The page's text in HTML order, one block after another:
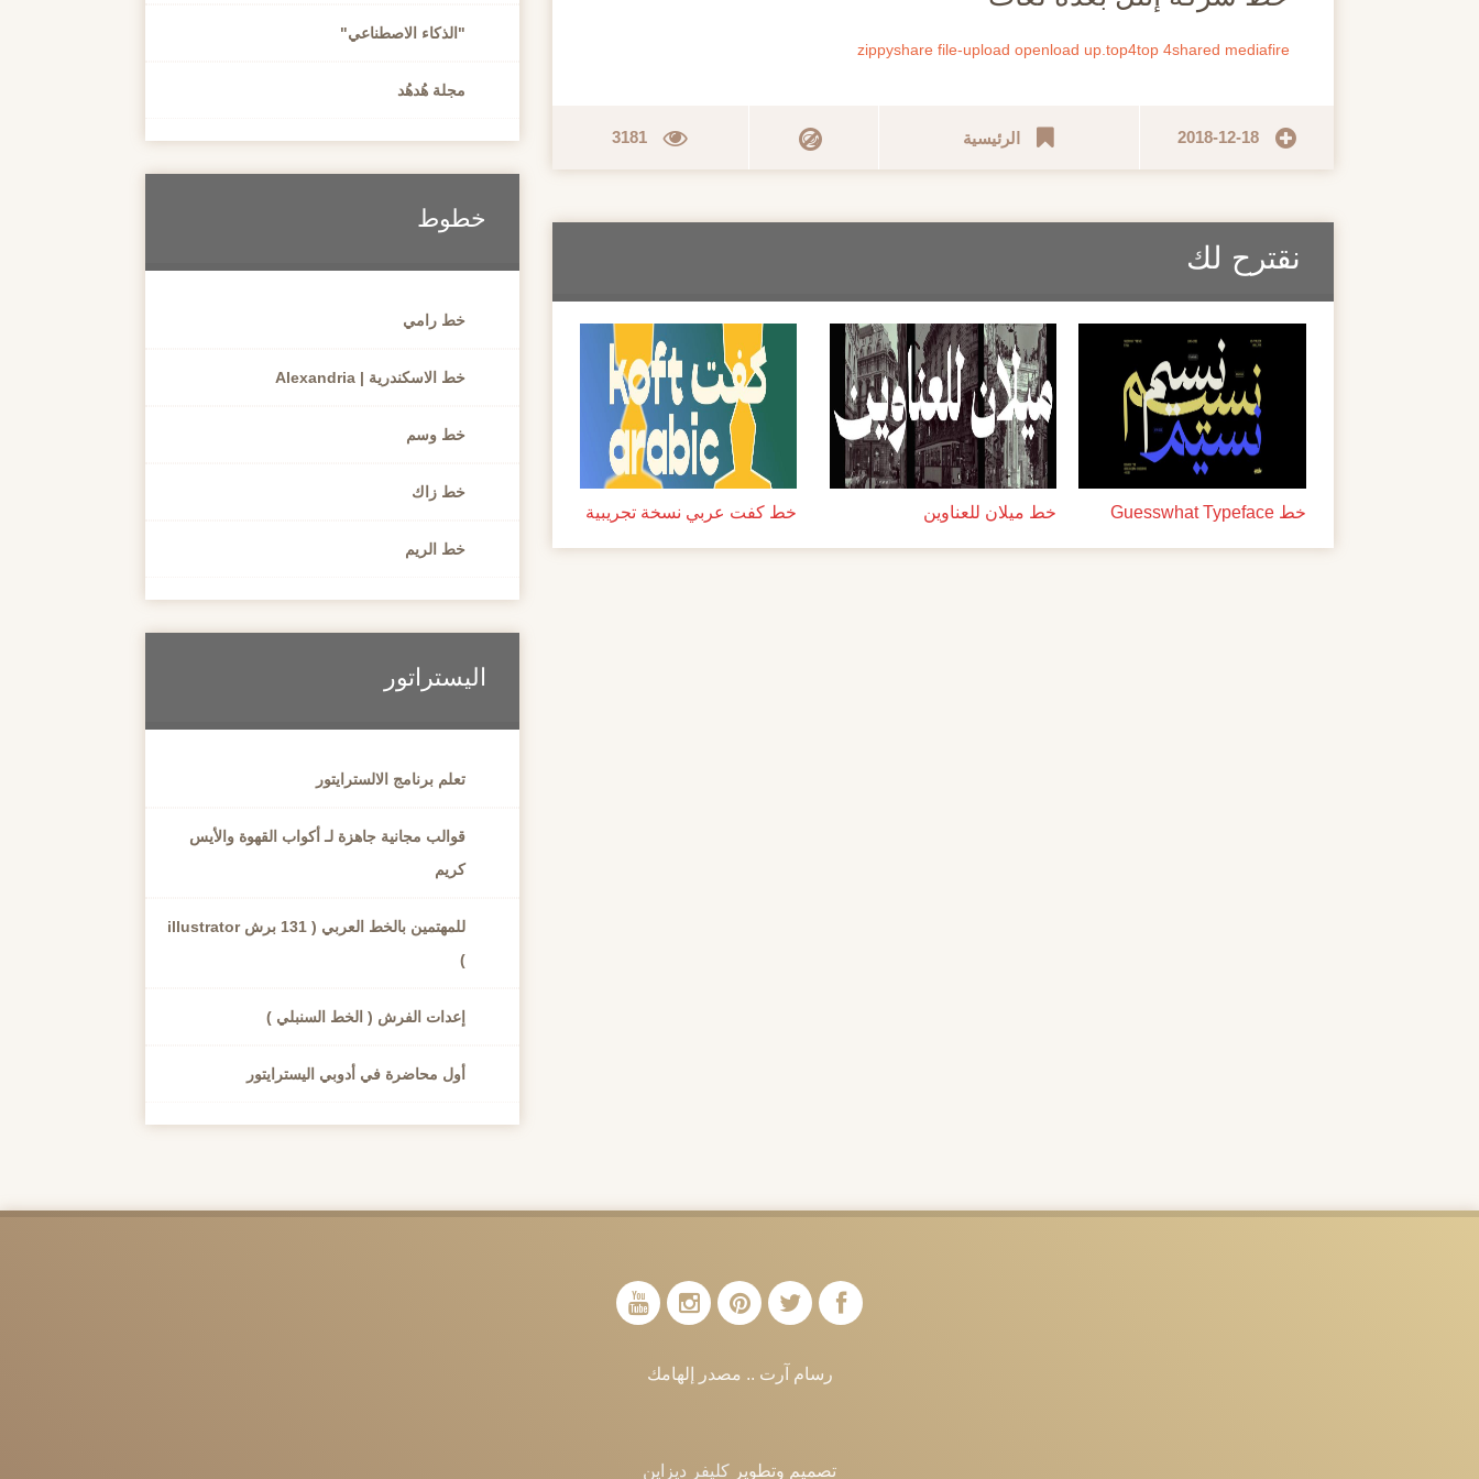
zippyshare file-upload openload up.top4top 4shared mediafire
2018-12-18 الرئيسية 3181
نقترح لك
خط Guesswhat Typeface خط ميلان للعناوين خط كفت عربي نسخة تجريبية
"الذكاء الاصطناعي"
مجلة هُدهُد
خطوط
خط رامي
خط الاسكندرية | Alexandria
خط وسم
خط زاك
خط الريم
اليستراتور
تعلم برنامج الالسترايتور
قوالب مجانية جاهزة لـ أكواب القهوة والأيس
كريم
للمهتمين بالخط العربي ( 131 برش illustrator
)
إعدات الفرش ( الخط السنبلي )
أول محاضرة في أدوبي اليسترايتور
رسام آرت .. مصدر إلهامك
تصميم وتطوير كليفر ديزاين